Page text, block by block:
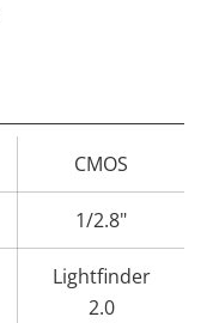
CMOS
1/2.8"
Lightfinder
2.0